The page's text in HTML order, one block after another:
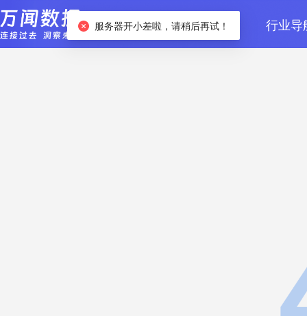
首页 数据检索 行业导
服务器开小差啦，请稍后再试！